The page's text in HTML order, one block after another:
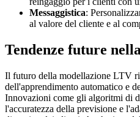
Messaggistica:
al valore del cliente e al
Tendenze future
Il futuro della modellazione LTV
dell'apprendimento automatico e
Innovazioni come gli algoritmi di
l'accuratezza della previsione e